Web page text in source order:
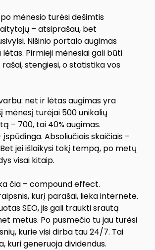
mėnesio turėsi dešimtis
– atsiprašau, bet
Nišinio portalo augimas
Pirmieji mėnesiai gali būti
stengiesi, o statistika vos
net ir lėtas augimas yra
mėnesį turėjai 500 unikalių
– 700, tai 40% augimas.
Absoliučiais skaičiais –
jei išlaikysi tokį tempą, po metų
visai kitaip.
čia – compound effect.
kurį parašai, lieka internete.
SEO, jis gali traukti srautą
metus. Po pusmečio tu jau turėsi
kurie visi dirba tau 24/7. Tai
kuri generuoja dividendus.